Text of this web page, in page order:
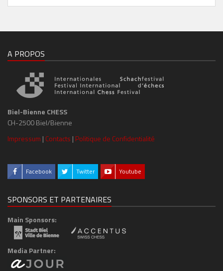
A PROPOS
Biel-Bienne CHESS
CH-2500 Biel/Bienne
Impressum | Contacts | Politique de Confidentialité
Facebook Twitter Youtube
SPONSORS ET PARTENAIRES
Main Sponsors:
Media Partner: